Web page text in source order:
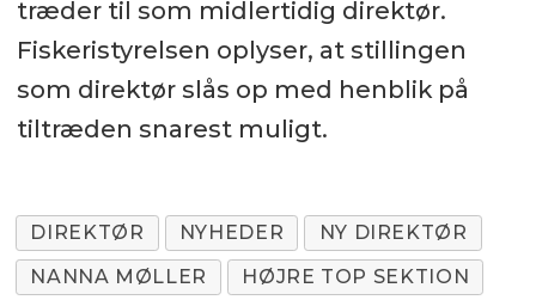
træder til som midlertidig direktør.
Fiskeristyrelsen oplyser, at stillingen
som direktør slås op med henblik på
tiltræden snarest muligt.
DIREKTØR NYHEDER
NY DIREKTØR
NANNA MØLLER
HØJRE TOP SEKTION